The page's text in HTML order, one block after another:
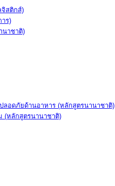
จิสติกส์)
ร)
นาชาติ)
ลอดภัยด้านอาหาร (หลักสูตรนานาชาติ)
(หลักสูตรนานาชาติ)